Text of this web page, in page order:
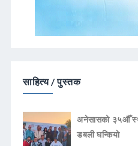
साहित्य / पुस्तक
अनेसासको ३५औँ
डबली घन्कियाे